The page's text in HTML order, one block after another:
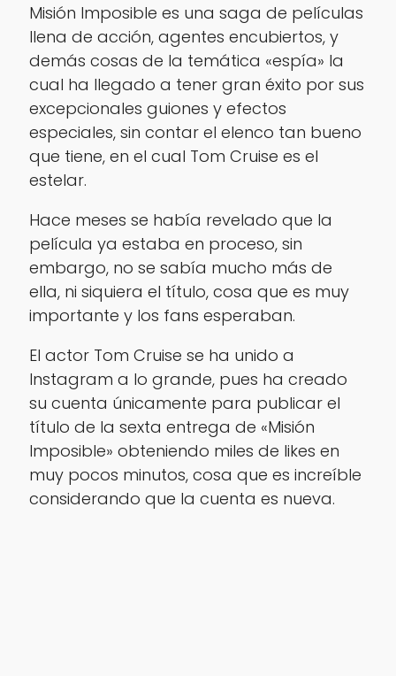
Misión Imposible es una saga de películas
llena de acción, agentes encubiertos, y
demás cosas de la temática «espía» la
cual ha llegado a tener gran éxito por sus
excepcionales guiones y efectos
especiales, sin contar el elenco tan bueno
que tiene, en el cual Tom Cruise es el
estelar.
Hace meses se había revelado que la
película ya estaba en proceso, sin
embargo, no se sabía mucho más de
ella, ni siquiera el título, cosa que es muy
importante y los fans esperaban.
El actor Tom Cruise se ha unido a
Instagram a lo grande, pues ha creado
su cuenta únicamente para publicar el
título de la sexta entrega de «Misión
Imposible» obteniendo miles de likes en
muy pocos minutos, cosa que es increíble
considerando que la cuenta es nueva.